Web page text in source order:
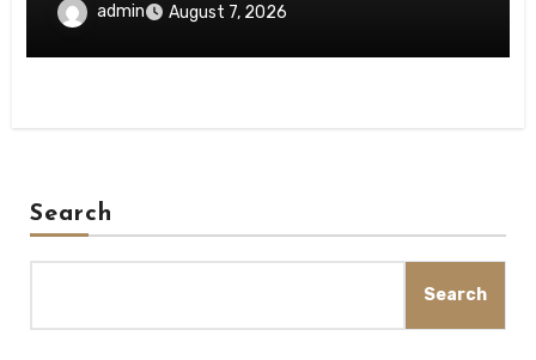
admin August 7, 2026
Search
Search